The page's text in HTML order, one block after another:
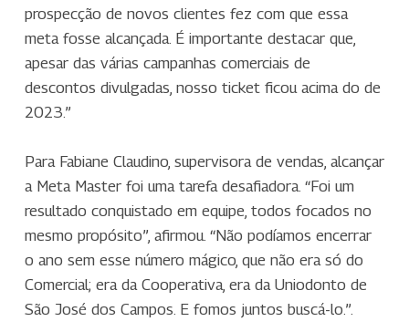
prospecção de novos clientes fez com que essa
meta fosse alcançada. É importante destacar que,
apesar das várias campanhas comerciais de
descontos divulgadas, nosso ticket ficou acima do de
2023.”
Para Fabiane Claudino, supervisora de vendas, alcançar
a Meta Master foi uma tarefa desafiadora. “Foi um
resultado conquistado em equipe, todos focados no
mesmo propósito”, afirmou. “Não podíamos encerrar
o ano sem esse número mágico, que não era só do
Comercial; era da Cooperativa, era da Uniodonto de
São José dos Campos. E fomos juntos buscá-lo.”.